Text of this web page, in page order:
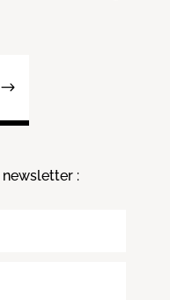
newsletter :